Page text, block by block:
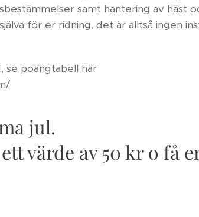
samt hantering av häst
för er ridning, det är alltså ingen
se poängtabell här
jul.
värde av 50 kr o få